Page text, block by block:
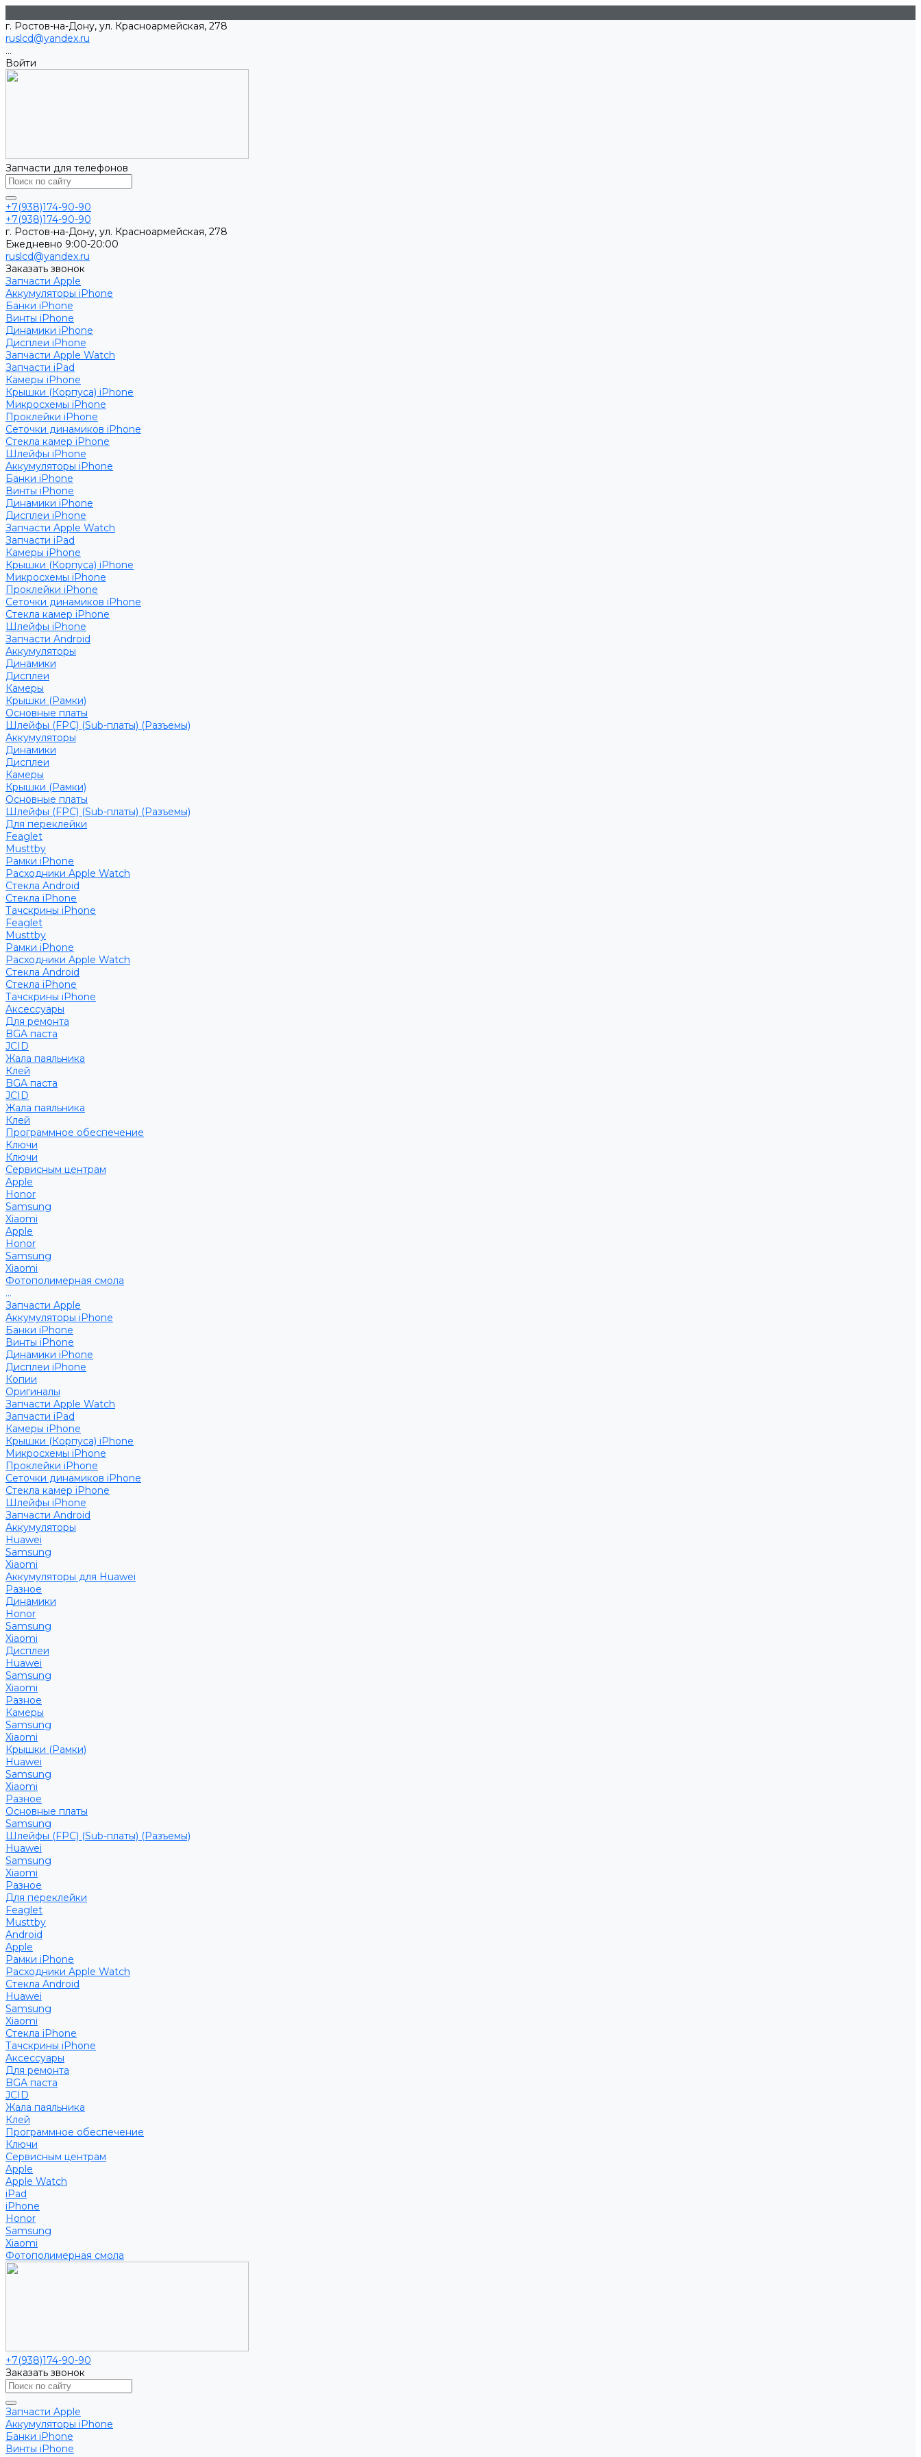
г. Ростов-на-Дону, ул. Красноармейская, 278
ruslcd@yandex.ru
...
Войти
Запчасти для телефонов
+7(938)174-90-90
+7(938)174-90-90
г. Ростов-на-Дону, ул. Красноармейская, 278
Ежедневно 9:00-20:00
ruslcd@yandex.ru
Заказать звонок
Запчасти Apple
Аккумуляторы iPhone
Банки iPhone
Винты iPhone
Динамики iPhone
Дисплеи iPhone
Запчасти Apple Watch
Запчасти iPad
Камеры iPhone
Крышки (Корпуса) iPhone
Микросхемы iPhone
Проклейки iPhone
Сеточки динамиков iPhone
Стекла камер iPhone
Шлейфы iPhone
Аккумуляторы iPhone
Банки iPhone
Винты iPhone
Динамики iPhone
Дисплеи iPhone
Запчасти Apple Watch
Запчасти iPad
Камеры iPhone
Крышки (Корпуса) iPhone
Микросхемы iPhone
Проклейки iPhone
Сеточки динамиков iPhone
Стекла камер iPhone
Шлейфы iPhone
Запчасти Android
Аккумуляторы
Динамики
Дисплеи
Камеры
Крышки (Рамки)
Основные платы
Шлейфы (FPC) (Sub-платы) (Разъемы)
Аккумуляторы
Динамики
Дисплеи
Камеры
Крышки (Рамки)
Основные платы
Шлейфы (FPC) (Sub-платы) (Разъемы)
Для переклейки
Feaglet
Musttby
Рамки iPhone
Расходники Apple Watch
Стекла Android
Стекла iPhone
Тачскрины iPhone
Feaglet
Musttby
Рамки iPhone
Расходники Apple Watch
Стекла Android
Стекла iPhone
Тачскрины iPhone
Аксессуары
Для ремонта
BGA паста
JCID
Жала паяльника
Клей
BGA паста
JCID
Жала паяльника
Клей
Программное обеспечение
Ключи
Ключи
Сервисным центрам
Apple
Honor
Samsung
Xiaomi
Apple
Honor
Samsung
Xiaomi
Фотополимерная смола
...
Запчасти Apple
Аккумуляторы iPhone
Банки iPhone
Винты iPhone
Динамики iPhone
Дисплеи iPhone
Копии
Оригиналы
Запчасти Apple Watch
Запчасти iPad
Камеры iPhone
Крышки (Корпуса) iPhone
Микросхемы iPhone
Проклейки iPhone
Сеточки динамиков iPhone
Стекла камер iPhone
Шлейфы iPhone
Запчасти Android
Аккумуляторы
Huawei
Samsung
Xiaomi
Аккумуляторы для Huawei
Разное
Динамики
Honor
Samsung
Xiaomi
Дисплеи
Huawei
Samsung
Xiaomi
Разное
Камеры
Samsung
Xiaomi
Крышки (Рамки)
Huawei
Samsung
Xiaomi
Разное
Основные платы
Samsung
Шлейфы (FPC) (Sub-платы) (Разъемы)
Huawei
Samsung
Xiaomi
Разное
Для переклейки
Feaglet
Musttby
Android
Apple
Рамки iPhone
Расходники Apple Watch
Стекла Android
Huawei
Samsung
Xiaomi
Стекла iPhone
Тачскрины iPhone
Аксессуары
Для ремонта
BGA паста
JCID
Жала паяльника
Клей
Программное обеспечение
Ключи
Сервисным центрам
Apple
Apple Watch
iPad
iPhone
Honor
Samsung
Xiaomi
Фотополимерная смола
+7(938)174-90-90
Заказать звонок
Запчасти Apple
Аккумуляторы iPhone
Банки iPhone
Винты iPhone